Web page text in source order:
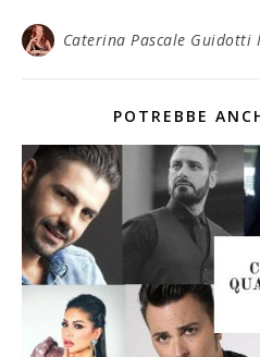
Caterina Pascale Guidotti
POTREBBE